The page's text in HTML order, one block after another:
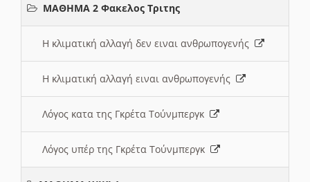
ΜΑΘΗΜΑ 2 Φακελος Τριτης
Η κλιματική αλλαγή δεν ειναι ανθρωπογενής
Η κλιματική αλλαγή ειναι ανθρωπογενής
Λόγος κατα της Γκρέτα Τούνμπεργκ
Λόγος υπέρ της Γκρέτα Τούνμπεργκ